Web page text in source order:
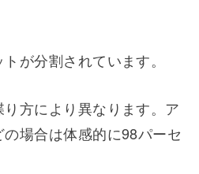
が分割されています。
方により異なります。ア
場合は体感的に98パーセ